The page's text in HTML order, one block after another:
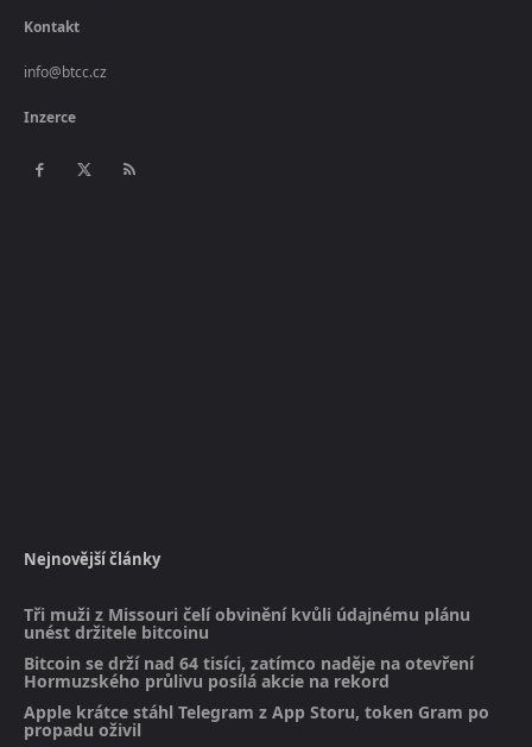
Kontakt
info@btcc.cz
Inzerce
Nejnovější články
Tři muži z Missouri čelí obvinění kvůli údajnému plánu
unést držitele bitcoinu
Bitcoin se drží nad 64 tisíci, zatímco naděje na otevření
Hormuzského průlivu posílá akcie na rekord
Apple krátce stáhl Telegram z App Storu, token Gram po
propadu oživil